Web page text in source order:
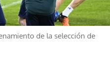
de la selección de